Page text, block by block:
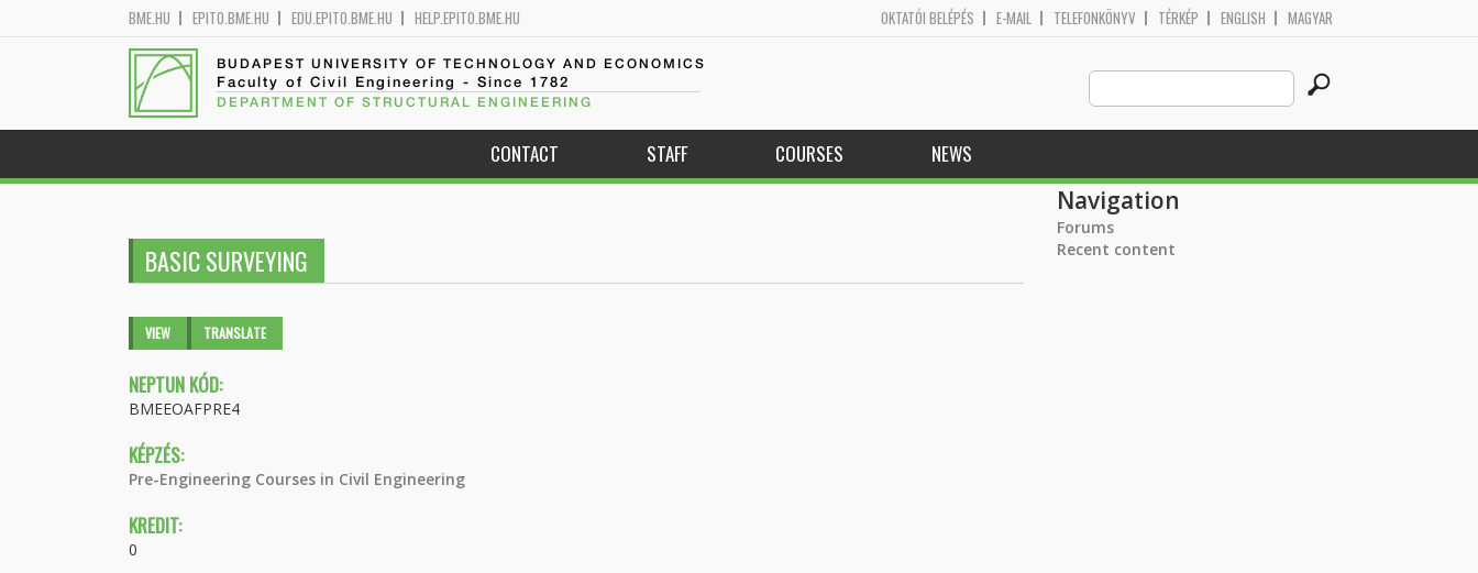
BME.HU EPITO.BME.HU EDU.EPITO.BME.HU HELP.EPITO.BME.HU OKTATÓI BELÉPÉS E-MAIL TELEFONKÖNYV TÉRKÉP ENGLISH MAGYAR
BUDAPEST UNIVERSITY OF TECHNOLOGY AND ECONOMICS
Faculty of Civil Engineering - Since 1782
DEPARTMENT OF STRUCTURAL ENGINEERING
Search
this
site
CONTACT STAFF COURSES NEWS
BASIC SURVEYING
Primary tabs
VIEW (ACTIVETRANSLATE
NEPTUN KÓD:
BMEEOAFPRE4
KÉPZÉS:
Pre-Engineering Courses in Civil Engineering
KREDIT:
0
Navigation
Forums
Recent content